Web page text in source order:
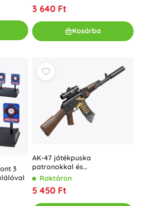
3 640 Ft
Kosárba
3
AK-47 játékpuska
patronokkal és
hablövedékekkel 91 cm
Raktáron
5 450 Ft